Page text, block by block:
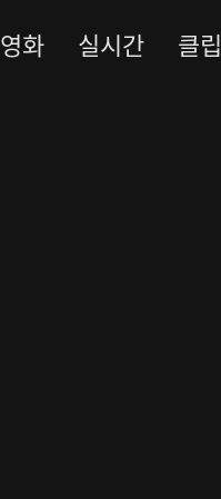
영화 실시간 클립